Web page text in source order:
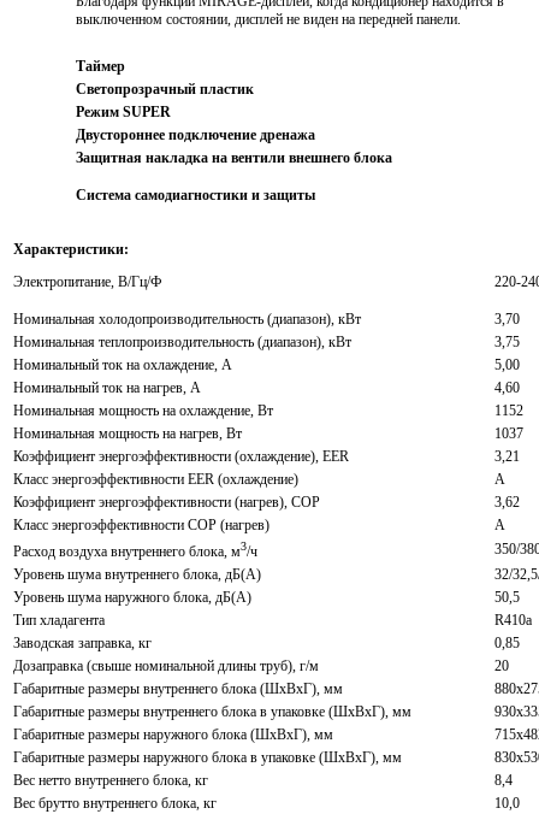
выключенном состоянии, дисплей не виден на передней панели.
Таймер
Светопрозрачный пластик
Режим SUPER
Двустороннее подключение дренажа
Защитная накладка на вентили внешнего блока
Система самодиагностики и защиты
Характеристики:
Электропитание, В/Гц/Ф
220-
Номинальная холодопроизводительность (диапазон), кВт
3,70
Номинальная теплопроизводительность (диапазон), кВт
3,75
Номинальный ток на охлаждение, А
5,00
Номинальный ток на нагрев, А
4,60
Номинальная мощность на охлаждение, Вт
1152
Номинальная мощность на нагрев, Вт
1037
Коэффициент энергоэффективности (охлаждение), EER
3,21
Класс энергоэффективности EER (охлаждение)
A
Коэффициент энергоэффективности (нагрев), COP
3,62
Класс энергоэффективности COP (нагрев)
A
Расход воздуха внутреннего блока, м3/ч
350/
Уровень шума внутреннего блока, дБ(А)
32/
Уровень шума наружного блока, дБ(A)
50,5
Тип хладагента
R410a
Заводская заправка, кг
0,85
Дозаправка (свыше номинальной длины труб), г/м
20
Габаритные размеры внутреннего блока (ШхВхГ), мм
Габаритные размеры внутреннего блока в упаковке (ШхВхГ), мм
Габаритные размеры наружного блока (ШхВхГ), мм
Габаритные размеры наружного блока в упаковке (ШхВхГ), мм
Вес нетто внутреннего блока, кг
8,4
Вес брутто внутреннего блока, кг
10,0